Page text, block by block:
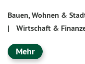
Bauen, Wohnen &
|
Wirtschaft &
Mehr